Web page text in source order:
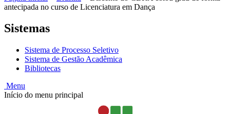
antecipada no curso de Licenciatura em Dança
Sistemas
Sistema de Processo Seletivo
Sistema de Gestão Acadêmica
Bibliotecas
Menu
Início do menu principal